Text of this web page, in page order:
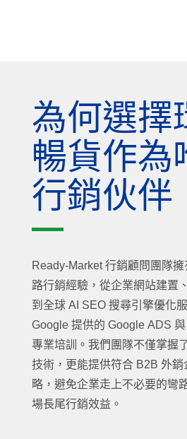
為何選擇
暢貨作為
行銷伙伴
Ready-Market 行銷顧問團隊
路行銷經驗，從企業網站建置
到全球 AI SEO 搜尋引擎優化
Google 提供的 Google ADS
專業培訓。我們團隊不僅掌握
技術，更能提供符合 B2B 外
略，避免企業走上不必要的彎
場長尾行銷效益。